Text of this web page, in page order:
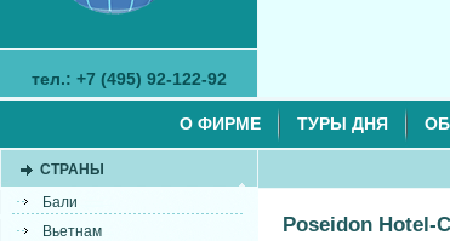
тел.: +7 (495) 92-122-92
О ФИРМЕ ТУРЫ ДНЯ
СТРАНЫ
Бали
Вьетнам
Poseidon Hotel-